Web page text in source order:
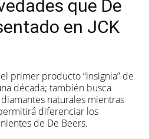
que De
en JCK
primer producto “insignia” de
década; también busca
naturales mientras
diferenciar los
de De Beers.